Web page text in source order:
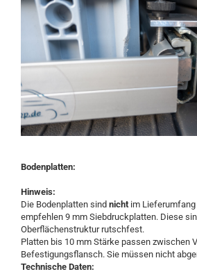
Bodenplatten:
Hinweis:
Die Bodenplatten sind nicht im
empfehlen 9 mm Siebdruckplatten. Diese
Oberflächenstruktur rutschfest.
Platten bis 10 mm Stärke passen zwischen
Befestigungsflansch. Sie müssen nicht
Technische Daten: